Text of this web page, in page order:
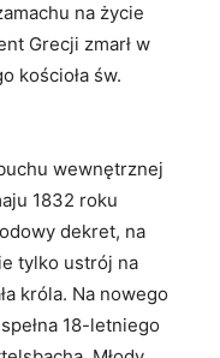
na życie
Grecji zmarł w
kościoła św.
wewnętrznej
1832 roku
dekret, na
tylko ustrój na
króla. Na nowego
18-letniego